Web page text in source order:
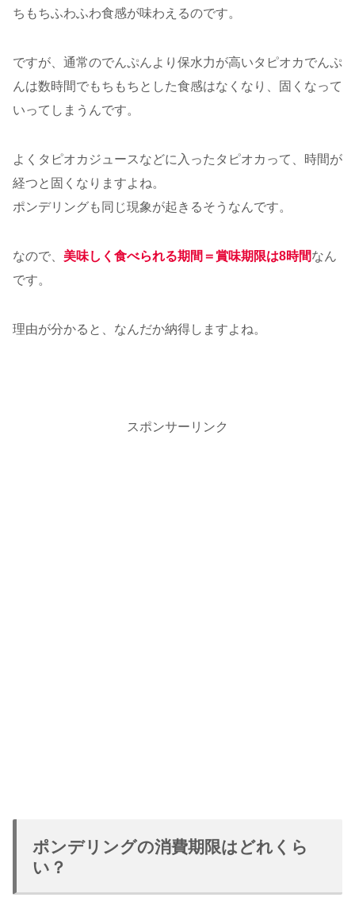
ちもちふわふわ食感が味わえるのです。
ですが、通常のでんぷんより保水力が高いタピオカでんぷ
んは数時間でもちもちとした食感はなくなり、固くなって
いってしまうんです。
よくタピオカジュースなどに入ったタピオカって、時間が
経つと固くなりますよね。
ポンデリングも同じ現象が起きるそうなんです。
なので、 美味しく食べられる期間＝賞味期限は8時間なん
です。
理由が分かると、なんだか納得しますよね。
スポンサーリンク
ポンデリングの消費期限はどれくら
い？